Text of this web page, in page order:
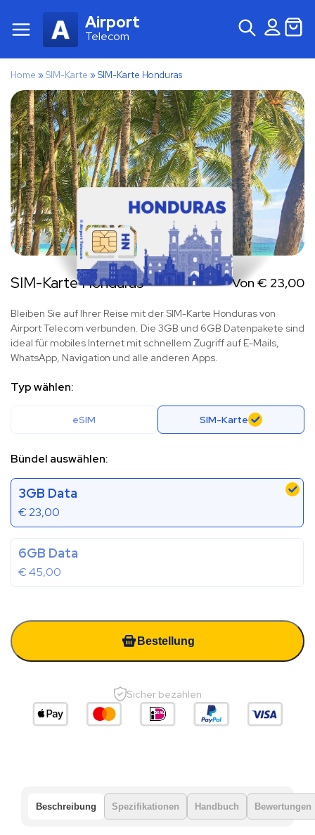
Airport
Telecom
Home »SIM-Karte »SIM-Karte Honduras
SIM-Karte Honduras Von € 23,00
Bleiben Sie auf Ihrer Reise mit der SIM-Karte Honduras von
Airport Telecom verbunden. Die 3GB und 6GB Datenpakete sind
ideal für mobiles Internet mit schnellem Zugriff auf E-Mails,
WhatsApp, Navigation und alle anderen Apps.
Typ wählen:
eSIM SIM-Karte
Bündel auswählen:
3GB Data
€23,00
6GB Data
€45,00
Bestellung
Sicher bezahlen
Beschreibung Spezifikationen Handbuch Bewertungen